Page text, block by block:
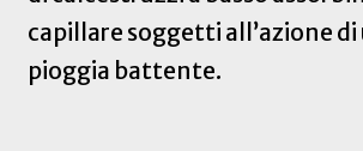
capillare soggetti all’azione
pioggia battente.